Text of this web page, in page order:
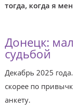
тогда, когда я
Донецк:
судьбой
Декабрь 2025
скорее по
анкету.